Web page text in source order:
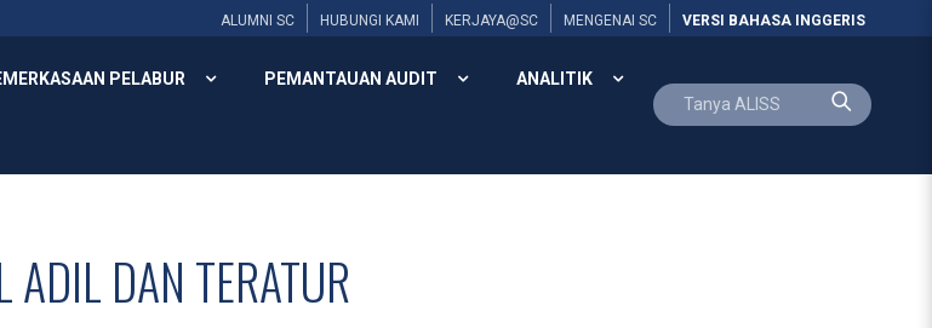
ALUMNI SC HUBUNGI KAMI KERJAYA@SC MENGENAI SC VERSI BAHASA INGGERIS
PELABUR PEMANTAUAN AUDIT ANALITIK
DAN TERATUR